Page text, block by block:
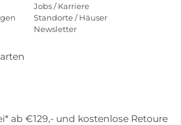
Jobs / Karriere
Standorte / Häuser
Newsletter
ab €129,- und kostenlose Retoure